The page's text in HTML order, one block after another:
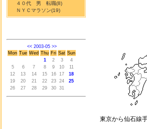
４０代 男 転職(8)
ＮＹＣマラソン(19)
<< 2003-05 >>
Mon Tue Wed Thu Fri Sat Sun
1
2 3
4
5
6 7 8 9 10
11
12
13 14 15 16 17
18
19
20 21 22 23 24
25
26
27 28 29 30 31
東京から仙石線